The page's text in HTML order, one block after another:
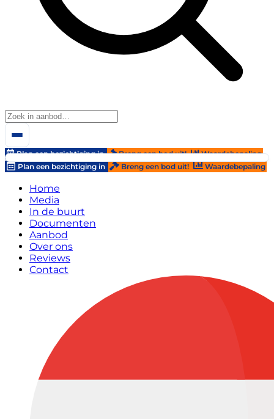
Plan een bezichtiging in Breng een bod uit!
Waardebepaling
Plan een bezichtiging in
Breng een bod uit! Waardebepaling
Home
Media
In de buurt
Documenten
Aanbod
Over ons
Reviews
Contact